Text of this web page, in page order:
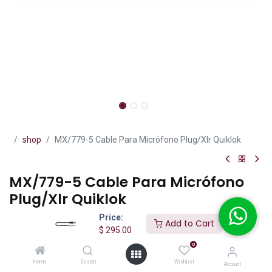
Price:
$ 295.00
Add to Cart
Home Search
0
Wishlist Account
shop MX/779-5 Cable Para Micrófono Plug/Xlr Quiklok
MX/779-5 Cable Para Micrófono
Plug/Xlr Quiklok
El Quik Lok MX/779-5 es un cable profesional para micrófono de 5
metros con conectores Plug mono 6.3 mm (1/4") a XLR macho de
3 pines.